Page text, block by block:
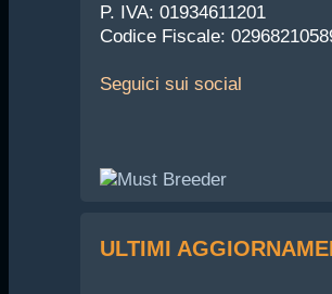
P. IVA: 01934611201
Codice Fiscale:
Seguici sui social
ULTIMI